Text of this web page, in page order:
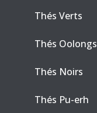
Thés Verts
Thés Oolongs
Thés Noirs
Thés Pu-erh